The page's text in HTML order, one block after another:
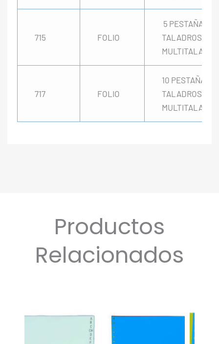
715 FOLIO
5 PESTAÑAS 4
TALADROS Y
MULTITALADRO
717 FOLIO
10 PESTAÑAS 4
TALADROS Y
MULTITALADRO
Productos
Relacionados